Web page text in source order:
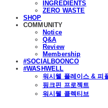
INGREDIENTS
ZERO WASTE
SHOP
COMMUNITY
Notice
Q&A
Review
Membership
#SOCIALBOONCO
#WASHWELL
워시웰 플레이스 & 피
핑크핀 프로젝트
워시웰 콜렉티브